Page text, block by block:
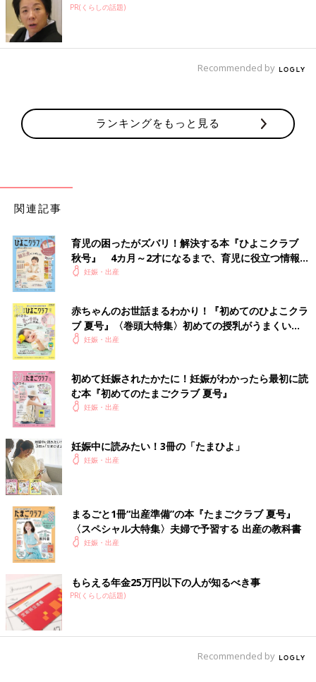
PR(くらしの話題)
Recommended by
ランキングをもっと見る
関連記事
育児の困ったがズバリ！解決する本『ひよこクラブ
秋号』 4カ月～2才になるまで、育児に役立つ情報が
いっぱい！
妊娠・出産
赤ちゃんのお世話まるわかり！『初めてのひよこクラ
ブ 夏号』〈巻頭大特集〉初めての授乳がうまくい
く！ おっぱい・ミルクの基本と夏のトラブル 解決テ
妊娠・出産
初めて妊娠されたかたに！妊娠がわかったら最初に読
む本『初めてのたまごクラブ 夏号』
妊娠・出産
妊娠中に読みたい！3冊の「たまひよ」
妊娠・出産
まるごと1冊“出産準備”の本『たまごクラブ 夏号』
〈スペシャル大特集〉夫婦で予習する 出産の教科書
妊娠・出産
もらえる年金25万円以下の人が知るべき事
PR(くらしの話題)
Recommended by